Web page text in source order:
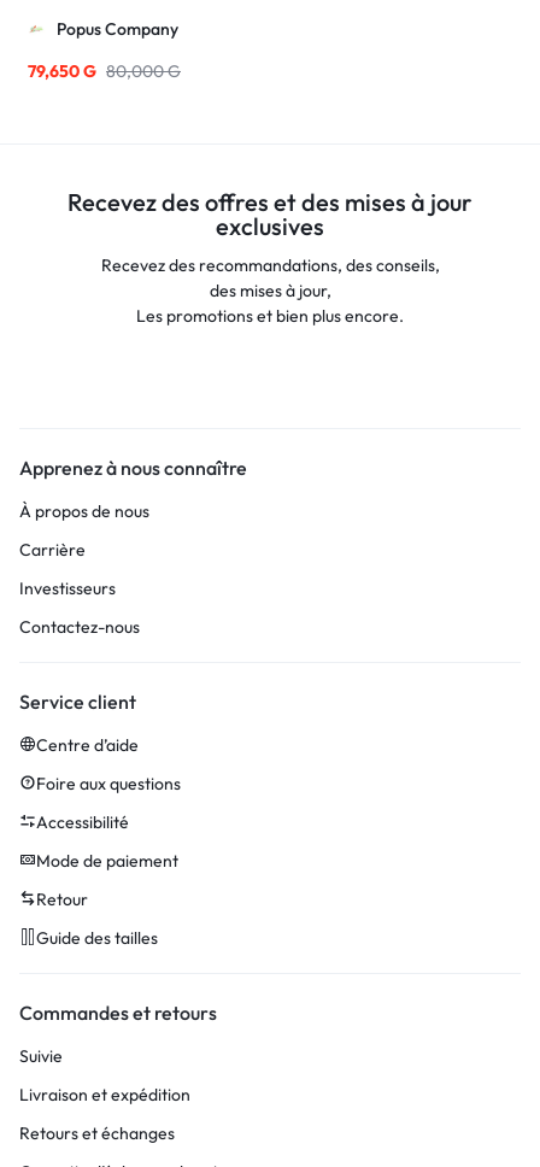
Popus Company
79,650G 80,000G
Recevez des offres et des mises à jour
exclusives
Recevez des recommandations, des conseils,
des mises à jour,
Les promotions et bien plus encore.
Apprenez à nous connaître
À propos de nous
Carrière
Investisseurs
Contactez-nous
Service client
Centre d’aide
Foire aux questions
Accessibilité
Mode de paiement
Retour
Guide des tailles
Commandes et retours
Suivie
Livraison et expédition
Retours et échanges